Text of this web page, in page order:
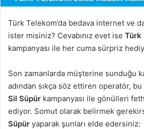
Türk Telekom’da bedava internet ve
ister misiniz? Cevabınız evet ise Türk
kampanyası ile her cuma sürpriz
Son zamanlarda müşterine sunduğu
adından sıkça söz ettiren operatör,
Sil Süpür kampanyası ile gönülleri
ediyor. Somut olarak belirmek
Süpür yaparak şunları elde edersiniz: